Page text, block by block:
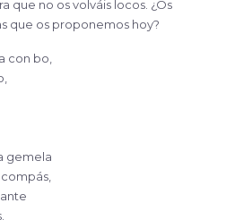
que no os volváis locos. ¿Os
que os proponemos hoy?
con bo,
gemela